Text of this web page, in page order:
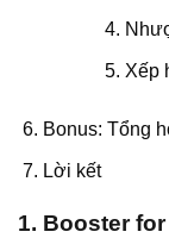
Xếp
Bonus: Tổng
Lời kết
1. Booster